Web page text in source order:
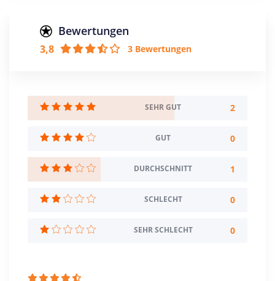
Abschluss
Mindestnote: 2,5
Creditpoints
120
Regelstudienzeit
Deutsch
Englisch
Bewertungen
3,8 3 Bewertungen
SEHR GUT 2
GUT 0
DURCHSCHNITT 1
SCHLECHT 0
SEHR SCHLECHT 0